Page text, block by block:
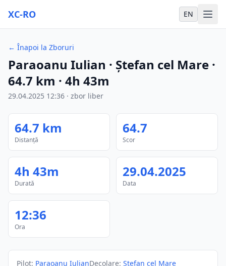
XC-RO EN
← Înapoi la Zboruri
Paraoanu Iulian · Ștefan cel Mare ·
64.7 km · 4h 43m
29.04.2025 12:36 · zbor liber
64.7 km
Distanță
64.7
Scor
4h 43m
Durată
29.04.2025
Data
12:36
Ora
Pilot: Paraoanu IulianDecolare: Ștefan cel Mare